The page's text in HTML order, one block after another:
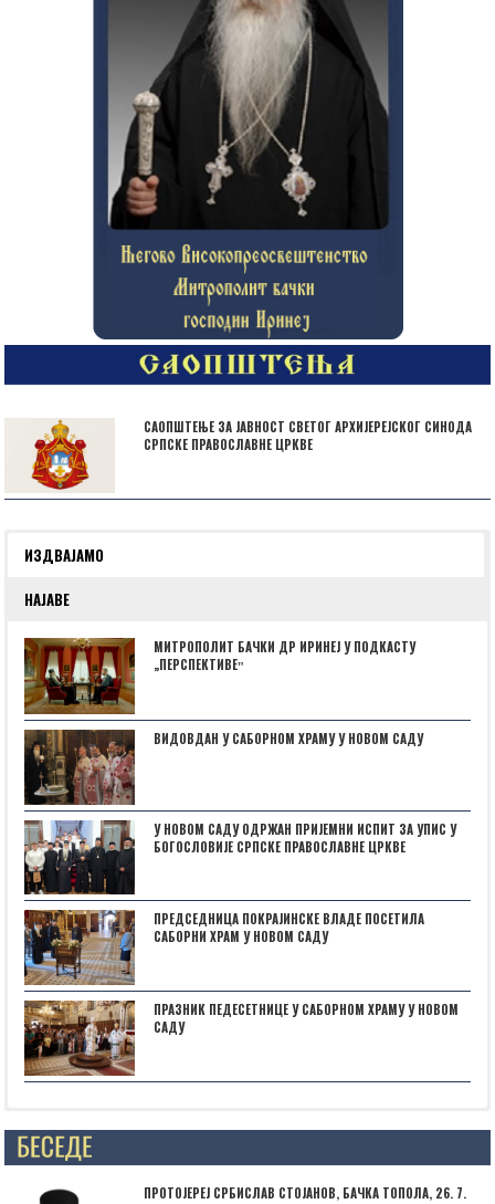
САОПШТЕЊЕ ЗА ЈАВНОСТ СВЕТОГ АРХИЈЕРЕЈСКОГ СИНОДА
СРПСКЕ ПРАВОСЛАВНЕ ЦРКВЕ
ИЗДВАЈАМО
НАЈАВЕ
МИТРОПОЛИТ БАЧКИ ДР ИРИНЕЈ У ПОДКАСТУ
„ПЕРСПЕКТИВЕˮ
ВИДОВДАН У САБОРНОМ ХРАМУ У НОВОМ САДУ
У НОВОМ САДУ ОДРЖАН ПРИЈЕМНИ ИСПИТ ЗА УПИС У
БОГОСЛОВИЈЕ СРПСКЕ ПРАВОСЛАВНЕ ЦРКВЕ
ПРЕДСЕДНИЦА ПОКРАЈИНСКЕ ВЛАДЕ ПОСЕТИЛА
САБОРНИ ХРАМ У НОВОМ САДУ
ПРАЗНИК ПЕДЕСЕТНИЦЕ У САБОРНОМ ХРАМУ У НОВОМ
САДУ
Posts not found
ПРОТОЈЕРЕЈ СРБИСЛАВ СТОЈАНОВ, БАЧКА ТОПОЛА, 26. 7.